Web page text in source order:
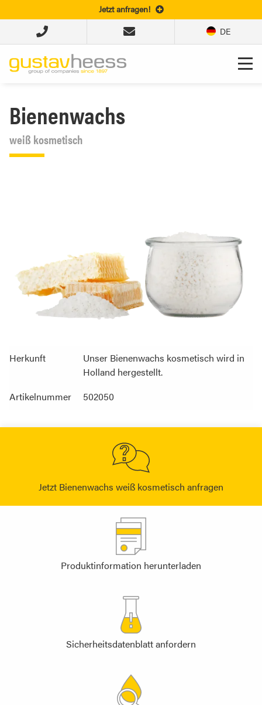
Jetzt anfragen!
DE
Bienenwachs
weiß kosmetisch
Herkunft
Unser Bienenwachs kosmetisch wird in
Holland hergestellt.
Artikelnummer
502050
Jetzt Bienenwachs weiß kosmetisch anfragen
Produktinformation herunterladen
Sicherheitsdatenblatt anfordern